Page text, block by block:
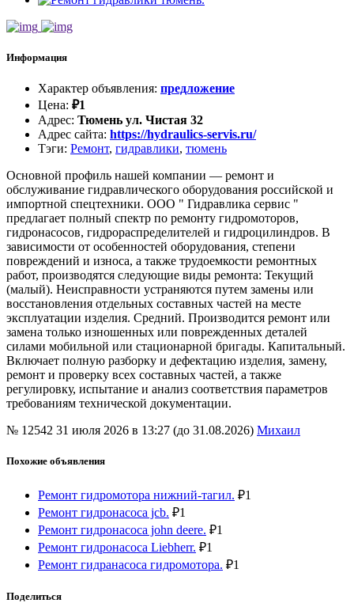
Информация
Характер объявления: предложение
Цена: ₽1
Адрес: Тюмень ул. Чистая 32
Адрес сайта: https://hydraulics-servis.ru/
Тэги: Ремонт, гидравлики, тюмень
Основной профиль нашей компании — ремонт и
обслуживание гидравлического оборудования российской и
импортной спецтехники. ООО " Гидравлика сервис "
предлагает полный спектр по ремонту гидромоторов,
гидронасосов, гидрораспределителей и гидроцилиндров. В
зависимости от особенностей оборудования, степени
повреждений и износа, а также трудоемкости ремонтных
работ, производятся следующие виды ремонта: Текущий
(малый). Неисправности устраняются путем замены или
восстановления отдельных составных частей на месте
эксплуатации изделия. Средний. Производится ремонт или
замена только изношенных или поврежденных деталей
силами мобильной или стационарной бригады. Капитальный.
Включает полную разборку и дефектацию изделия, замену,
ремонт и проверку всех составных частей, а также
регулировку, испытание и анализ соответствия параметров
требованиям технической документации.
№ 12542 31 июля 2026 в 13:27 (до 31.08.2026) Михаил
Похожие объявления
Ремонт гидромотора нижний-тагил. ₽1
Ремонт гидронасоса jcb. ₽1
Ремонт гидронасоса john deere. ₽1
Ремонт гидронасоса Liebherr. ₽1
Ремонт гидранасоса гидромотора. ₽1
Поделиться